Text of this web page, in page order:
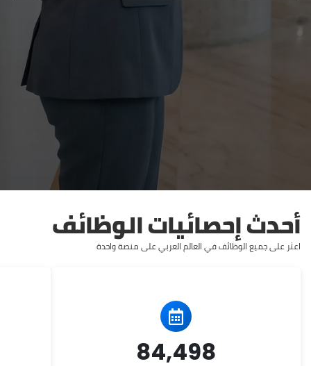
أحدث إحصائيات الوظائف
اعثر على جميع الوظائف في العالم العربي على منصة واحدة
84,498